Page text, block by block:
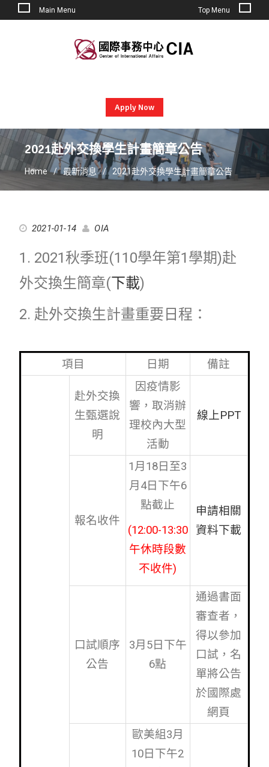
Main Menu Top Menu
Apply Now
2021赴外交換學生計畫簡章公告
Home 最新消息 2021赴外交換學生計畫簡章公告
2021-01-14 OIA
1. 2021秋季班(110學年第1學期)赴
外交換生簡章(下載)
2. 赴外交換生計畫重要日程：
項目 日期 備註
赴外交換
生甄選說
明
因疫情影
響，取消辦
理校內大型
活動
線上PPT
報名收件
1月18日至3
月4日下午6
點截止
(12:00-13:30
午休時段數
不收件)
申請相關
資料下載
口試順序
公告
3月5日下午
6點
通過書面
審查者，
得以參加
口試，名
單將公告
於國際處
網頁
歐美組3月
10日下午2